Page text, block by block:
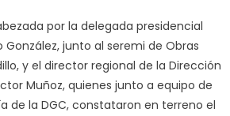
por la delegada presidencial
González, junto al seremi de Obras
y el director regional de la Dirección
Muñoz, quienes junto a equipo de
de la DGC, constataron en terreno el